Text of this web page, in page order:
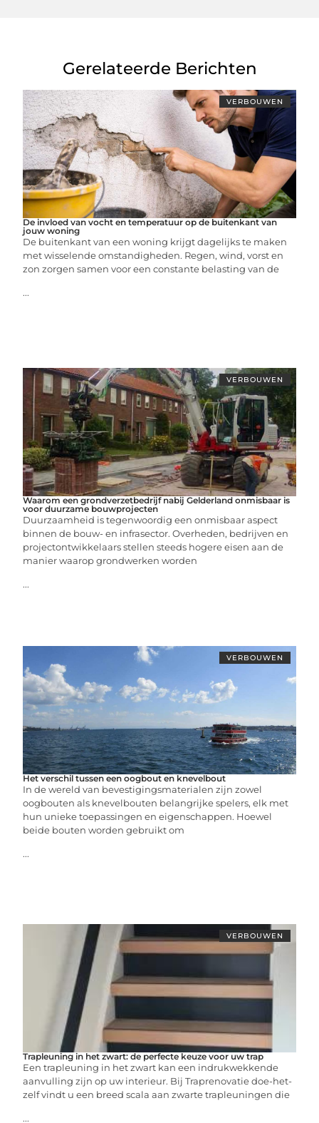
Gerelateerde Berichten
VERBOUWEN
De invloed van vocht en temperatuur op de buitenkant van
jouw woning
De buitenkant van een woning krijgt dagelijks te maken
met wisselende omstandigheden. Regen, wind, vorst en
zon zorgen samen voor een constante belasting van de
...
VERBOUWEN
Waarom een grondverzetbedrijf nabij Gelderland onmisbaar is
voor duurzame bouwprojecten
Duurzaamheid is tegenwoordig een onmisbaar aspect
binnen de bouw- en infrasector. Overheden, bedrijven en
projectontwikkelaars stellen steeds hogere eisen aan de
manier waarop grondwerken worden
...
VERBOUWEN
Het verschil tussen een oogbout en knevelbout
In de wereld van bevestigingsmaterialen zijn zowel
oogbouten als knevelbouten belangrijke spelers, elk met
hun unieke toepassingen en eigenschappen. Hoewel
beide bouten worden gebruikt om
...
VERBOUWEN
Trapleuning in het zwart: de perfecte keuze voor uw trap
Een trapleuning in het zwart kan een indrukwekkende
aanvulling zijn op uw interieur. Bij Traprenovatie doe-het-
zelf vindt u een breed scala aan zwarte trapleuningen die
...